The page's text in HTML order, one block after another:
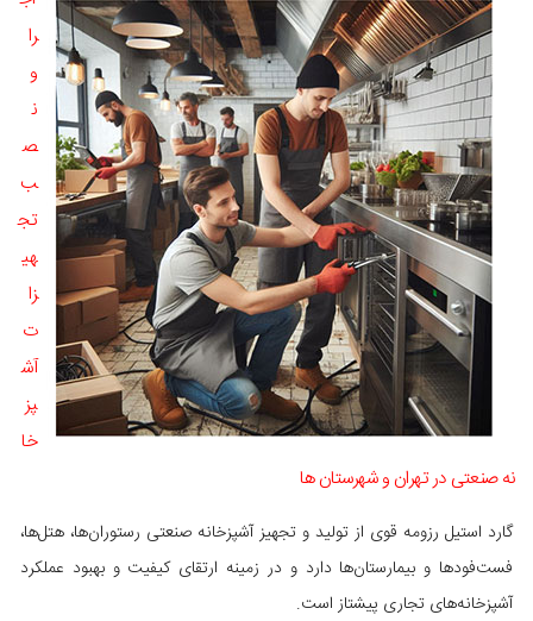
را
و
ن
ص
ب
تج
هی
زا
ت
آش
پز
خا
نه صنعتی در تهران و شهرستان ها
گارد استیل رزومه قوی از تولید و تجهیز آشپزخانه صنعتی رستوران‌ها، هتل‌ها،
فست‌فودها و بیمارستان‌ها دارد و در زمینه ارتقای کیفیت و بهبود عملکرد
آشپزخانه‌های تجاری پیشتاز است.